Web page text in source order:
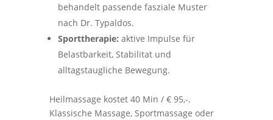
behandelt passende fasziale Muster
nach Dr. Typaldos.
Sporttherapie: aktive Impulse für
Belastbarkeit, Stabilitat und
alltagstaugliche Bewegung.
Heilmassage kostet 40 Min / € 95,-.
Klassische Massage, Sportmassage oder